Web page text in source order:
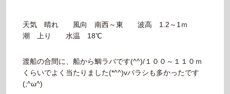
天気 晴れ 風向 南西～東 波高 1.2～1ｍ
潮 上り 水温 18℃
渡船の合間に、船から鯛ラバです(^^)/１００～１１０ｍ
くらいでよく当たりました(*^^)vバラシも多かったです
(;^ω^)